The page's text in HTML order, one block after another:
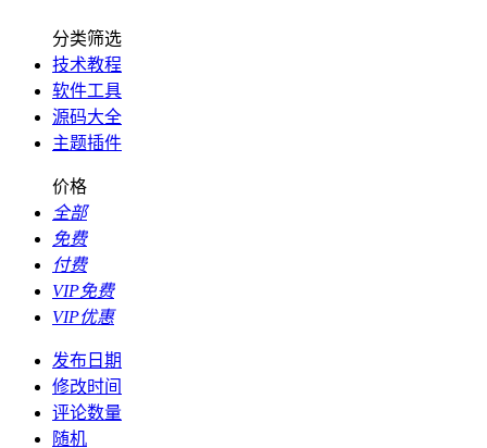
分类筛选
技术教程
软件工具
源码大全
主题插件
价格
全部
免费
付费
VIP免费
VIP优惠
发布日期
修改时间
评论数量
随机